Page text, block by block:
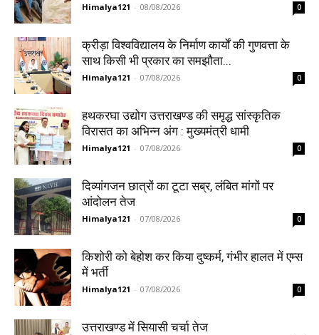
Himalya121 - 08/08/2026 0
क्रीड़ा विश्वविद्यालय के निर्माण कार्यों की गुणवत्ता के
साथ किसी भी प्रकार का समझौता...
Himalya121 - 07/08/2026 0
हथकरघा उद्योग उत्तराखण्ड की समृद्ध सांस्कृतिक
विरासत का अभिन्न अंग : मुख्यमंत्री धामी
Himalya121 - 07/08/2026 0
दिव्यांगजन छात्रों का टूटा सब्र, लंबित मांगों पर
आंदोलन तेज
Himalya121 - 07/08/2026 0
किशोरी को बेहोश कर किया दुष्कर्म, गंभीर हालत में एम्स
में भर्ती
Himalya121 - 07/08/2026 0
उत्तराखण्ड में सियासी चर्चा तेज